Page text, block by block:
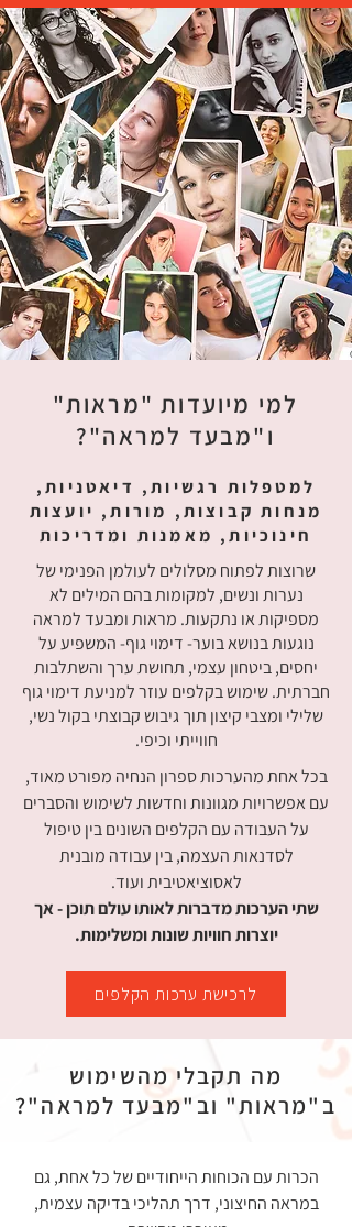
למי מיועדות "מראות"
ו"מבעד למראה"?
למטפלות רגשיות, דיאטניות,
מנחות קבוצות, מורות, יועצות
חינוכיות, מאמנות ומדריכות
שרוצות לפתוח מסלולים לעולמן הפנימי של
נערות ונשים, למקומות בהם המילים לא
מספיקות או נתקעות. מראות ומבעד למראה
נוגעות בנושא בוער- דימוי גוף- המשפיע על
יחסים, ביטחון עצמי, תחושת ערך והשתלבות
חברתית. שימוש בקלפים עוזר למניעת דימוי גוף
שלילי ומצבי קיצון תוך גיבוש קבוצתי בקול נשי,
חווייתי וכיפי.
בכל אחת מהערכות ספרון הנחיה מפורט מאוד,
עם אפשרויות מגוונות וחדשות לשימוש והסברים
על העבודה עם הקלפים השונים בין טיפול
לסדנאות העצמה, בין עבודה מובנית
לאסוציאטיבית ועוד.
שתי הערכות מדברות לאותו עולם תוכן - אך
יוצרות חוויות שונות ומשלימות.
לרכישת ערכות הקלפים
מה תקבלי מהשימוש
ב"מראות" וב"מבעד למראה"?
הכרות עם הכוחות הייחודיים של כל אחת, גם
במראה החיצוני, דרך תהליכי בדיקה עצמית,